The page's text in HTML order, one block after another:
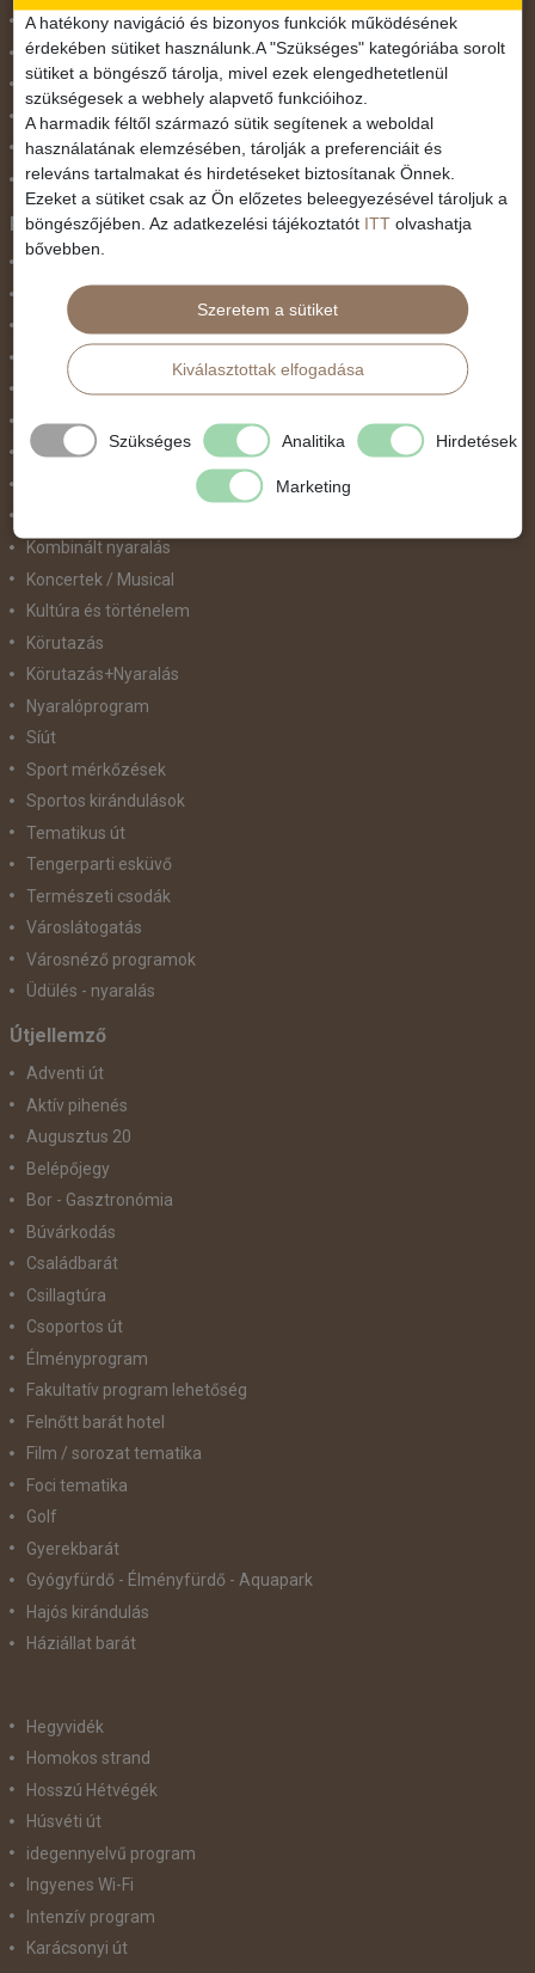
November 1.
Október 23.
Pünkösdi utazás
Szilveszter
Tavaszi szünet
Valentin nap
Programtípus
Belépőjegy
Egyéni út
Egzotikus út
Fesztiválok
Golfút
Gyalogtúra
Kombinált nyaralás
Koncertek / Musical
Kultúra és történelem
Körutazás
Körutazás+Nyaralás
Nyaralóprogram
Síút
Sport mérkőzések
Sportos kirándulások
Tematikus út
Tengerparti esküvő
Természeti csodák
Városlátogatás
Városnéző programok
Üdülés - nyaralás
Útjellemző
Adventi út
Aktív pihenés
Augusztus 20
Belépőjegy
Bor - Gasztronómia
Búvárkodás
Családbarát
Csillagtúra
Csoportos út
Élményprogram
Fakultatív program lehetőség
Felnőtt barát hotel
Film / sorozat tematika
Foci tematika
Golf
Gyerekbarát
Gyógyfürdő - Élményfürdő - Aquapark
Hajós kirándulás
Háziállat barát
Hegyvidék
Homokos strand
Hosszú Hétvégék
Húsvéti út
idegennyelvű program
Ingyenes Wi-Fi
Intenzív program
Karácsonyi út
A hatékony navigáció és bizonyos funkciók működésének
érdekében sütiket használunk.A "Szükséges" kategóriába sorolt
sütiket a böngésző tárolja, mivel ezek elengedhetetlenül
szükségesek a webhely alapvető funkcióihoz.
A harmadik féltől származó sütik segítenek a weboldal
használatának elemzésében, tárolják a preferenciáit és
releváns tartalmakat és hirdetéseket biztosítanak Önnek.
Ezeket a sütiket csak az Ön előzetes beleegyezésével tároljuk a
böngészőjében. Az adatkezelési tájékoztatót ITT olvashatja
bővebben.
Szeretem a sütiket
Kiválasztottak elfogadása
Szükséges Analitika Hirdetések
Marketing